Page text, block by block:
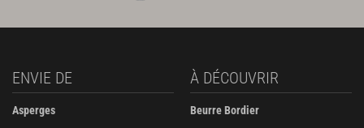
ENVIE DE
Asperges
À DÉCOUVRIR
Beurre Bordier